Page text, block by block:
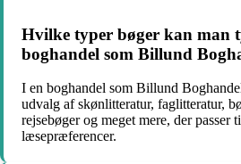
Hvilke typer bøger kan man
boghandel som Billund
I en boghandel som Billund
udvalg af skønlitteratur, faglitteratur,
rejsebøger og meget mere, der passer
læsepræferencer.